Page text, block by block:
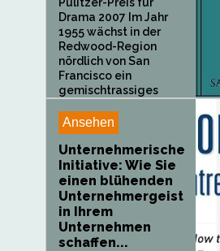
Drama 2007 Im Jahr
1955 wächst in der
Redwood-Region
nördlich von San
Francisco ein
gemischtrassiges
Ansehen
Unternehmerische
Initiative: Wie Sie
einen blühenden
Unternehmergeist
in Ihrem
Unternehmen
schaffen...